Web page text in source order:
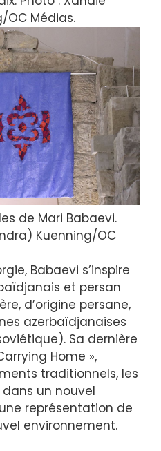
OC Médias.
de Mari Babaevi.
Kuenning/OC
Babaevi s’inspire
et persan
d’origine persane,
azerbaïdjanaises
Sa dernière
Home »,
traditionnels, les
un nouvel
représentation de
environnement.